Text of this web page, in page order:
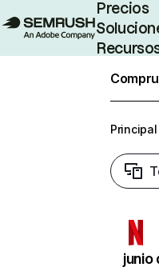
Precios
Principal
junio